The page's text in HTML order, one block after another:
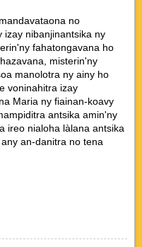
no
izay nibanjinantsika ny
fahatongavana ho
misterin'ny
manolotra ny ainy ho
voninahitra izay
Maria ny fiainan-koavy
antsika amin'ny
ireo nialoha làlana antsika
an-danitra no tena